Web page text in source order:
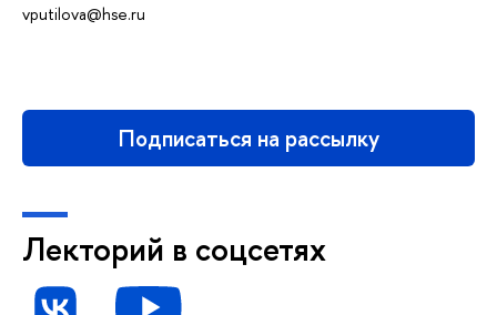
vputilova@hse.ru
Подписаться на рассылку
Лекторий в соцсетях